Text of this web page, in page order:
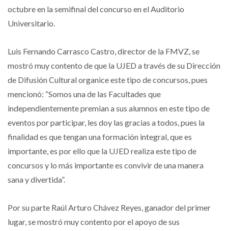
octubre en la semifinal del concurso en el Auditorio
Universitario.
Luis Fernando Carrasco Castro, director de la FMVZ, se
mostró muy contento de que la UJED a través de su Dirección
de Difusión Cultural organice este tipo de concursos, pues
mencionó: “Somos una de las Facultades que
independientemente premian a sus alumnos en este tipo de
eventos por participar, les doy las gracias a todos, pues la
finalidad es que tengan una formación integral, que es
importante, es por ello que la UJED realiza este tipo de
concursos y lo más importante es convivir de una manera
sana y divertida”.
Por su parte Raúl Arturo Chávez Reyes, ganador del primer
lugar, se mostró muy contento por el apoyo de sus